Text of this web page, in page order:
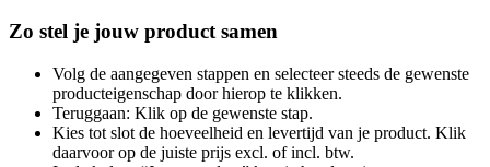
Zo stel je jouw product samen
Volg de aangegeven stappen en selecteer steeds de gewenste
producteigenschap door hierop te klikken.
Teruggaan: Klik op de gewenste stap.
Kies tot slot de hoeveelheid en levertijd van je product. Klik
daarvoor op de juiste prijs excl. of incl. btw.